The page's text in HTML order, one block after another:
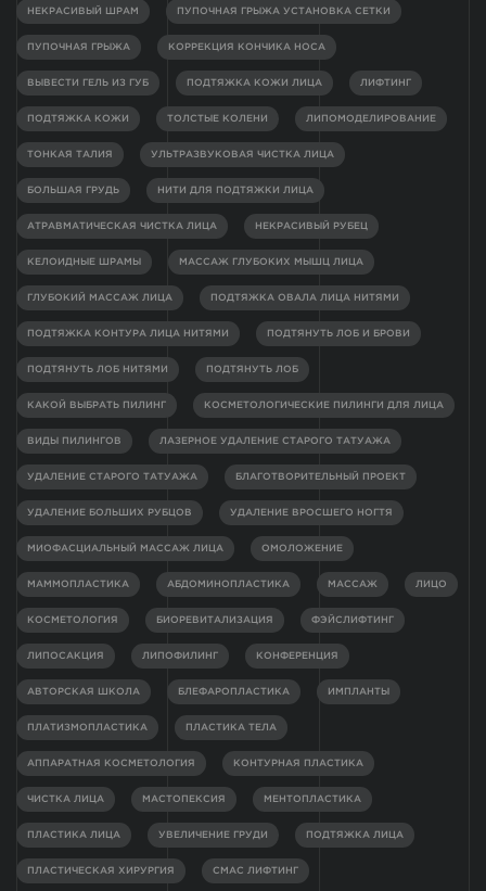
НЕКРАСИВЫЙ ШРАМ ПУПОЧНАЯ ГРЫЖА УСТАНОВКА СЕТКИ
ПУПОЧНАЯ ГРЫЖА КОРРЕКЦИЯ КОНЧИКА НОСА
ВЫВЕСТИ ГЕЛЬ ИЗ ГУБ ПОДТЯЖКА КОЖИ ЛИЦА ЛИФТИНГ
ПОДТЯЖКА КОЖИ ТОЛСТЫЕ КОЛЕНИ ЛИПОМОДЕЛИРОВАНИЕ
ТОНКАЯ ТАЛИЯ УЛЬТРАЗВУКОВАЯ ЧИСТКА ЛИЦА
БОЛЬШАЯ ГРУДЬ НИТИ ДЛЯ ПОДТЯЖКИ ЛИЦА
АТРАВМАТИЧЕСКАЯ ЧИСТКА ЛИЦА НЕКРАСИВЫЙ РУБЕЦ
КЕЛОИДНЫЕ ШРАМЫ МАССАЖ ГЛУБОКИХ МЫШЦ ЛИЦА
ГЛУБОКИЙ МАССАЖ ЛИЦА ПОДТЯЖКА ОВАЛА ЛИЦА НИТЯМИ
ПОДТЯЖКА КОНТУРА ЛИЦА НИТЯМИ ПОДТЯНУТЬ ЛОБ И БРОВИ
ПОДТЯНУТЬ ЛОБ НИТЯМИ ПОДТЯНУТЬ ЛОБ
КАКОЙ ВЫБРАТЬ ПИЛИНГ КОСМЕТОЛОГИЧЕСКИЕ ПИЛИНГИ ДЛЯ ЛИЦА
ВИДЫ ПИЛИНГОВ ЛАЗЕРНОЕ УДАЛЕНИЕ СТАРОГО ТАТУАЖА
УДАЛЕНИЕ СТАРОГО ТАТУАЖА БЛАГОТВОРИТЕЛЬНЫЙ ПРОЕКТ
УДАЛЕНИЕ БОЛЬШИХ РУБЦОВ УДАЛЕНИЕ ВРОСШЕГО НОГТЯ
МИОФАСЦИАЛЬНЫЙ МАССАЖ ЛИЦА ОМОЛОЖЕНИЕ
МАММОПЛАСТИКА АБДОМИНОПЛАСТИКА МАССАЖ ЛИЦО
КОСМЕТОЛОГИЯ БИОРЕВИТАЛИЗАЦИЯ ФЭЙСЛИФТИНГ
ЛИПОСАКЦИЯ ЛИПОФИЛИНГ КОНФЕРЕНЦИЯ
АВТОРСКАЯ ШКОЛА БЛЕФАРОПЛАСТИКА ИМПЛАНТЫ
ПЛАТИЗМОПЛАСТИКА ПЛАСТИКА ТЕЛА
АППАРАТНАЯ КОСМЕТОЛОГИЯ КОНТУРНАЯ ПЛАСТИКА
ЧИСТКА ЛИЦА МАСТОПЕКСИЯ МЕНТОПЛАСТИКА
ПЛАСТИКА ЛИЦА УВЕЛИЧЕНИЕ ГРУДИ ПОДТЯЖКА ЛИЦА
ПЛАСТИЧЕСКАЯ ХИРУРГИЯ СМАС ЛИФТИНГ